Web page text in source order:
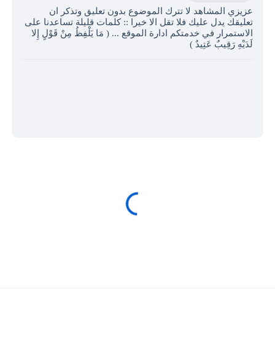
عزيزي المشاهد لا تترك الموضوع بدون تعليق وتذكر ان
تعليقك يدل عليك فلا تقل الا خيرا :: كلمات قليلة تساعدنا على
الاستمرار في خدمتكم ادارة الموقع ... ( مَا يَلْفِظُ مِنْ قَوْلٍ إِلا
لَدَيْهِ رَقِيبٌ عَتِيدٌ )